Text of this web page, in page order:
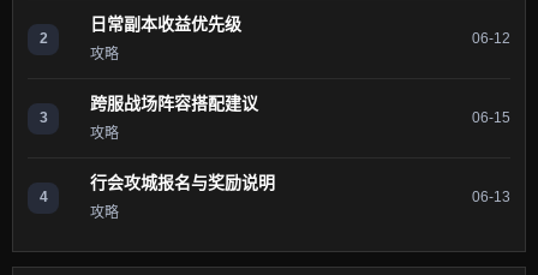
2
日常副本收益优先级
攻略
06-12
3
跨服战场阵容搭配建议
攻略
06-15
4
行会攻城报名与奖励说明
攻略
06-13